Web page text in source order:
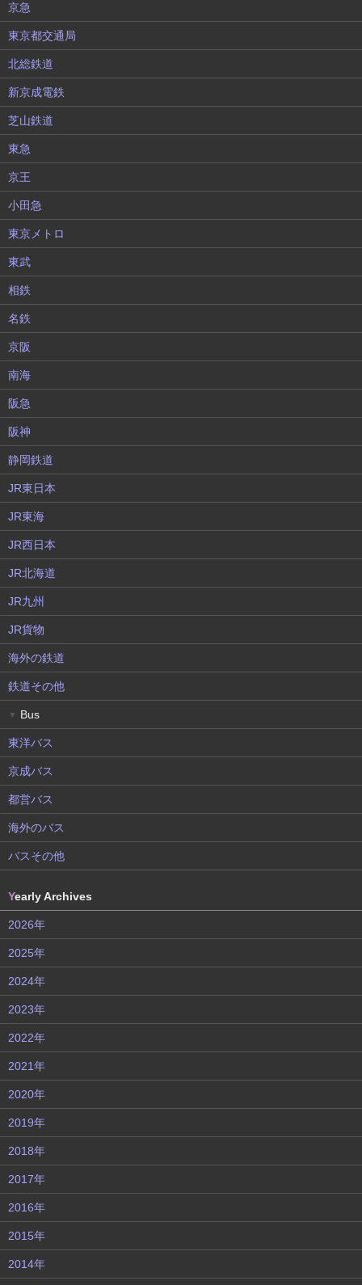
京急
東京都交通局
北総鉄道
新京成電鉄
芝山鉄道
東急
京王
小田急
東京メトロ
東武
相鉄
名鉄
京阪
南海
阪急
阪神
静岡鉄道
JR東日本
JR東海
JR西日本
JR北海道
JR九州
JR貨物
海外の鉄道
鉄道その他
▼ Bus
東洋バス
京成バス
都営バス
海外のバス
バスその他
Yearly Archives
2026年
2025年
2024年
2023年
2022年
2021年
2020年
2019年
2018年
2017年
2016年
2015年
2014年